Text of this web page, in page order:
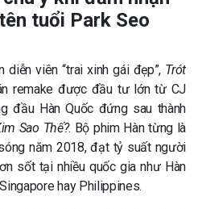
tuổi Park Seo
diễn viên “trai xinh gái đẹp”, Trót
remake được đầu tư lớn từ CJ
đầu Hàn Quốc đứng sau thành
Sao Thế?. Bộ phim Hàn từng là
năm 2018, đạt tỷ suất người
sốt tại nhiều quốc gia như Hàn
hay Philippines.